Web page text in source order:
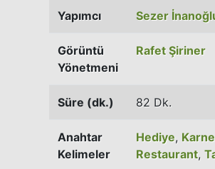
Yapımcı Sezer
Görüntü
Yönetmeni
Rafet Şiriner
Süre (dk.) 82 Dk.
Anahtar
Kelimeler
Hediye, Karne
Restaurant,